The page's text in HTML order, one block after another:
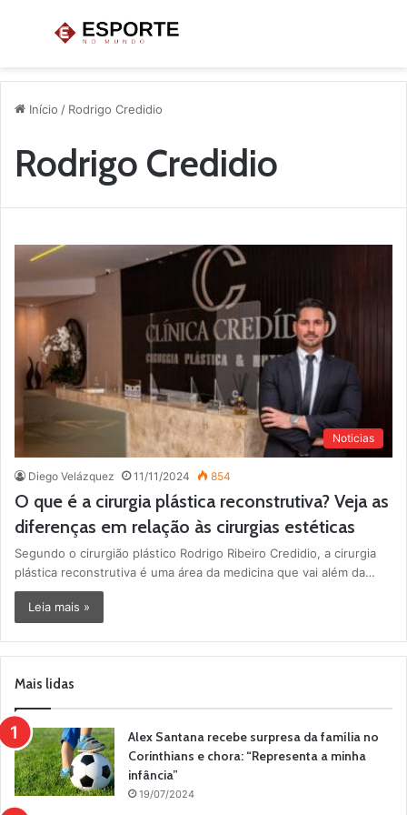
Menu
Início / Rodrigo Credidio
Rodrigo Credidio
Noticias
Diego Velázquez 11/11/2024 854
O que é a cirurgia plástica reconstrutiva? Veja as
diferenças em relação às cirurgias estéticas
Segundo o cirurgião plástico Rodrigo Ribeiro Credidio, a cirurgia
plástica reconstrutiva é uma área da medicina que vai além da…
Leia mais »
Mais lidas
Alex Santana recebe surpresa da família no
Corinthians e chora: “Representa a minha
infância”
19/07/2024